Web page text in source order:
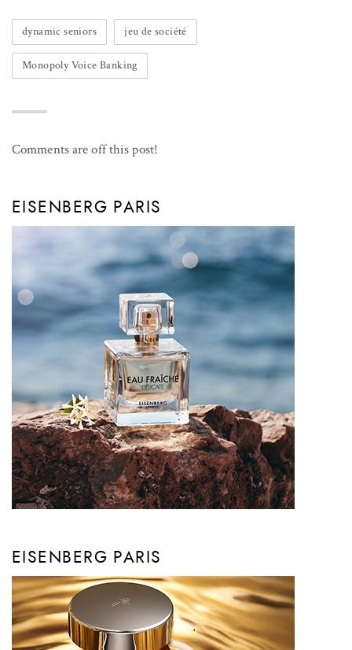
dynamic seniors jeu de société
Monopoly Voice Banking
Comments are off this post!
EISENBERG PARIS
EISENBERG PARIS